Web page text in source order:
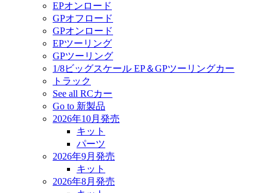
EPオンロード
GPオフロード
GPオンロード
EPツーリング
GPツーリング
1/8ビッグスケール EP＆GPツーリングカー
トラック
See all RCカー
Go to 新製品
2026年10月発売
キット
パーツ
2026年9月発売
キット
2026年8月発売